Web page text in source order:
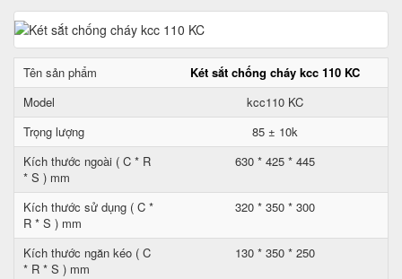
Tên sản phẩm
Két sắt chống cháy kcc 110 KC
Model
kcc110 KC
Trọng lượng
85 ± 10k
Kích thước ngoài ( C * R
* S ) mm
630 * 425 * 445
Kích thước sử dụng ( C *
R * S ) mm
320 * 350 * 300
Kích thước ngăn kéo ( C
* R * S ) mm
130 * 350 * 250